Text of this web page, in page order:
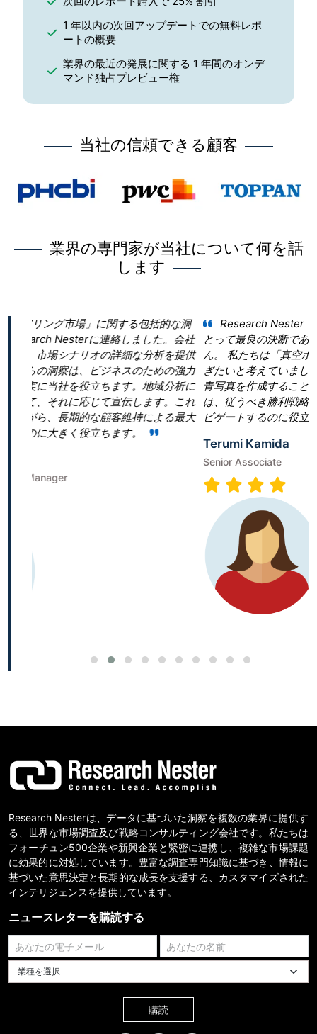
1 年以内の次回アップデートでの無料レポ
ートの概要
業界の最近の発展に関する 1 年間のオンデ
マンド独占プレビュー権
当社の信頼できる顧客
業界の専門家が当社について何を話
します
する包括的な洞
しました。会社
詳細な分析を提供
スのための強力
ます。地域分析に
宣伝します。これ
客維持による最大
ます。
Research Nester を選択したことが当社
とって最良の決断であったと言っても過言で
ん。 私たちは「真空ポンプ市場」という領域
ぎたいと考えていました。しかし、当社は効
青写真を作成することに戸惑いました。
は、従うべき勝利戦略を構築することで、成
ビゲートするのに役立ちました。
Research Nesterは、データに基づいた洞察を複数の業界に提供す
る、世界な市場調査及び戦略コンサルティング会社です。私たちは
フォーチュン500企業や新興企業と緊密に連携し、複雑な市場課題
に効果的に対処しています。豊富な調査専門知識に基づき、情報に
基づいた意思決定と長期的な成長を支援する、カスタマイズされた
インテリジェンスを提供しています。
ニュースレターを購読する
業種を選択してください
購読